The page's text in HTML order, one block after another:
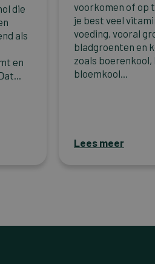
die
als
en
voorkomen of op
je best veel
voeding, vooral
bladgroenten en
zoals
bloemkool...
Lees meer